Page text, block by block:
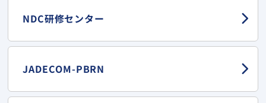
NDC研修センター
JADECOM-PBRN